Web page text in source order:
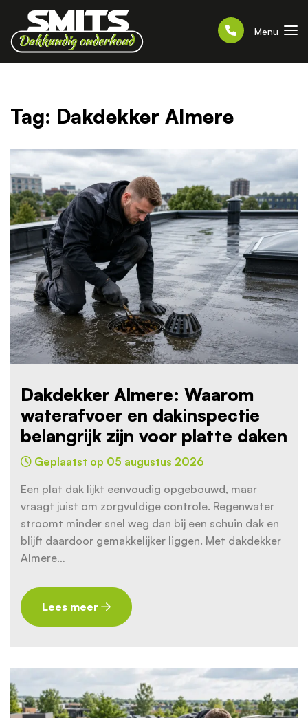
Menu
Tag: Dakdekker Almere
Dakdekker Almere: Waarom
waterafvoer en dakinspectie
belangrijk zijn voor platte daken
Geplaatst op 05 augustus 2026
Een plat dak lijkt eenvoudig opgebouwd, maar
vraagt juist om zorgvuldige controle. Regenwater
stroomt minder snel weg dan bij een schuin dak en
blijft daardoor gemakkelijker liggen. Met dakdekker
Almere…
Lees meer